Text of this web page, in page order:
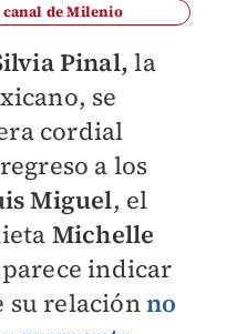
canal de Milenio
Pinal, la
se
cordial
a los
Miguel, el
Michelle
indicar
su relaciónno